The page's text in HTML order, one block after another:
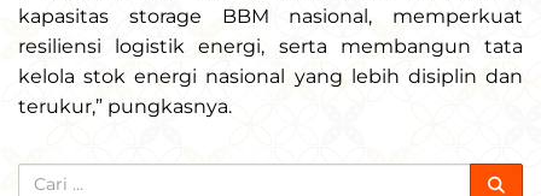
kapasitas storage BBM nasional, memperkuat
resiliensi logistik energi, serta membangun tata
kelola stok energi nasional yang lebih disiplin dan
terukur,” pungkasnya.